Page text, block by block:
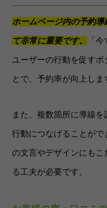
ホームページ内の予約
て非常に重要です。
「
ユーザーの行動を促すボ
とで、予約率が向上しま
また、複数箇所に導線
行動につなげることが
の文言やデザインにも
る工夫が必要です。